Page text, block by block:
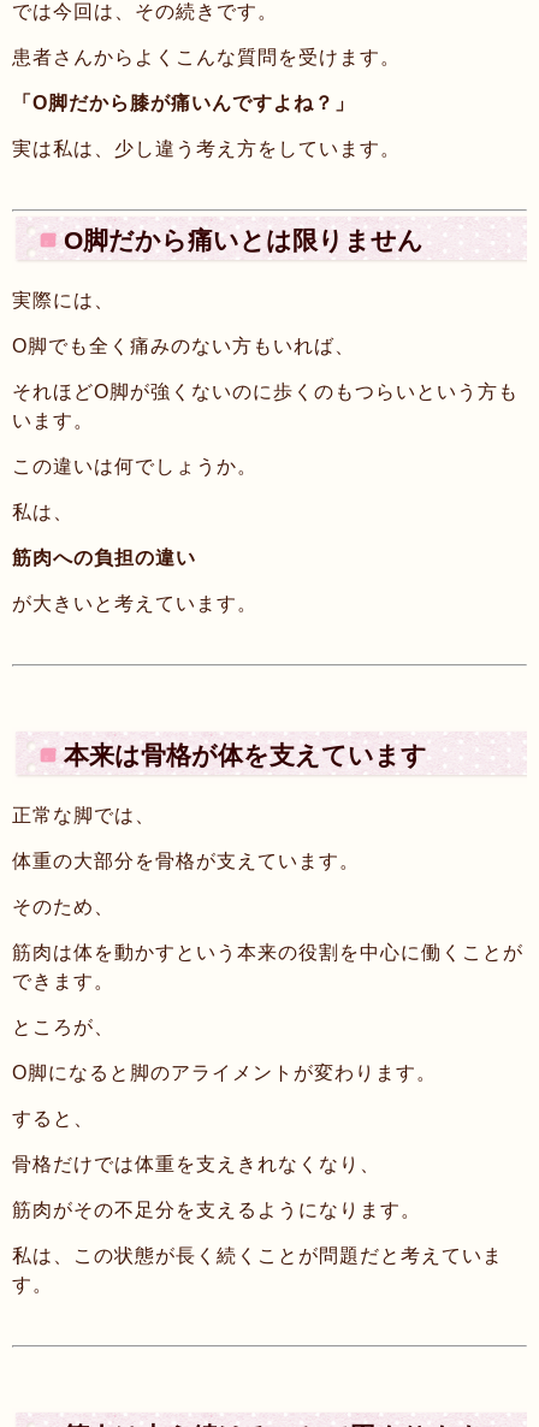
では今回は、その続きです。
患者さんからよくこんな質問を受けます。
「O脚だから膝が痛いんですよね？」
実は私は、少し違う考え方をしています。
O脚だから痛いとは限りません
実際には、
O脚でも全く痛みのない方もいれば、
それほどO脚が強くないのに歩くのもつらいという方も
います。
この違いは何でしょうか。
私は、
筋肉への負担の違い
が大きいと考えています。
本来は骨格が体を支えています
正常な脚では、
体重の大部分を骨格が支えています。
そのため、
筋肉は体を動かすという本来の役割を中心に働くことが
できます。
ところが、
O脚になると脚のアライメントが変わります。
すると、
骨格だけでは体重を支えきれなくなり、
筋肉がその不足分を支えるようになります。
私は、この状態が長く続くことが問題だと考えていま
す。